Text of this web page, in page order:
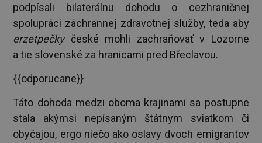
podpísali bilaterálnu dohodu o cezhraničnej
spolupráci záchrannej zdravotnej služby, teda aby
erzetpečky české mohli zachraňovať v Lozorne
a tie slovenské za hranicami pred Břeclavou.
{{odporucane}}
Táto dohoda medzi oboma krajinami sa postupne
stala akýmsi nepísaným štátnym sviatkom či
obyčajou, ergo niečo ako oslavy dvoch emigrantov